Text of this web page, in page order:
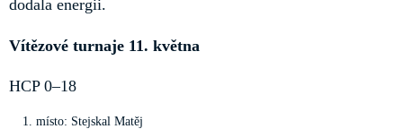
dodala energii.
Vítězové turnaje 11. května
HCP 0–18
místo: Stejskal Matěj